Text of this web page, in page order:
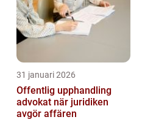
31 januari 2026
Offentlig upphandling
advokat när juridiken
avgör affären